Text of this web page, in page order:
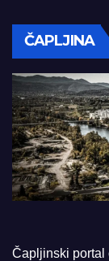
ČAPLJINA
Čapljinski portal